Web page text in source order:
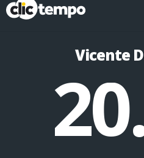
Vicente
Fonte: CLIMATEMPO